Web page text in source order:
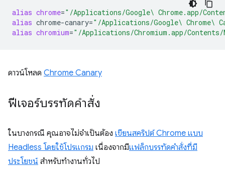
alias chrome="/Applications/Google\ Chrome.app/
alias chrome-canary="/Applications/Google\ Chrome\
alias chromium="/Applications/Chromium.app/Contents/
ดาวน์โหลด Chrome Canary
ฟีเจอร์บรรทัดคำสั่ง
ในบางกรณี คุณอาจไม่จำเป็นต้อง เขียนสคริปต์ Chrome แบบ
Headless โดยใช้โปรแกรม เนื่องจากมีแฟล็กบรรทัดคำสั่งที่มี
ประโยชน์ สำหรับทำงานทั่วไป